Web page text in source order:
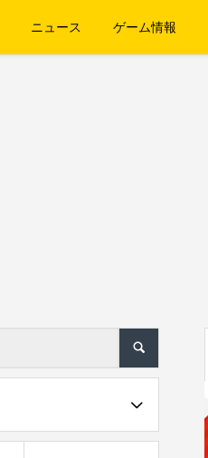
ニュース ゲーム情報